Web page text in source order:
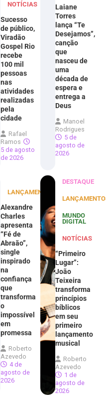
NOTÍCIAS
Sucesso
de público,
Viradão
Gospel Rio
recebe
100 mil
pessoas
nas
atividades
realizadas
pela
cidade
Rafael
Ramos
5 de agosto
de 2026
Laiane
Torres
lança “Te
Desejamos”,
canção
que
nasceu de
uma
década de
espera e
entrega a
Deus
Manoel
Rodrigues
5 de
agosto de
2026
LANÇAMENTOS
Alexandre
Charles
apresenta
“Fé de
Abraão”,
single
inspirado
na
confiança
que
transforma
o
impossível
em
promessa
Roberto
Azevedo
4 de
agosto de
2026
DESTAQUE
MUNDO
DIGITAL
NOTÍCIAS
“Primeiro
Lugar”:
João
Teixeira
transforma
princípios
bíblicos
em seu
primeiro
lançamento
musical
Roberto
Azevedo
1 de
agosto de
2026